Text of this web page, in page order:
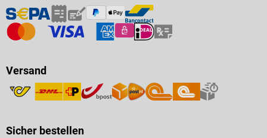
Versand
Sicher bestellen